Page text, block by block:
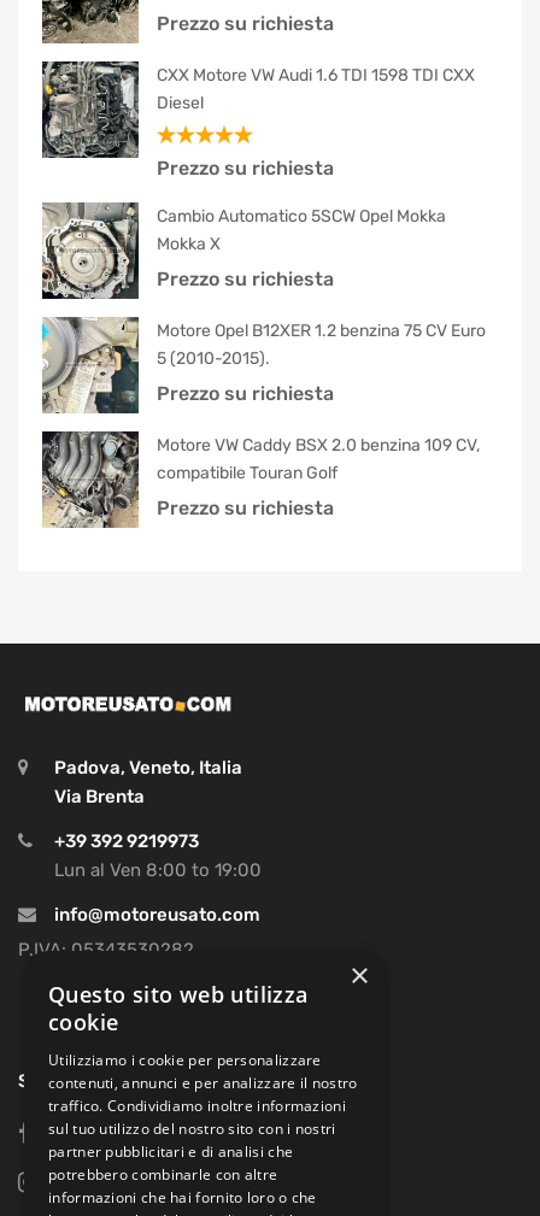
Prezzo su richiesta
CXX Motore VW Audi 1.6 TDI 1598 TDI CXX
Diesel
Valutato
Prezzo su richiesta
Cambio Automatico 5SCW Opel Mokka
Mokka X
Prezzo su richiesta
Motore Opel B12XER 1.2 benzina 75 CV Euro
5 (2010-2015).
Prezzo su richiesta
Motore VW Caddy BSX 2.0 benzina 109 CV,
compatibile Touran Golf
Prezzo su richiesta
Padova, Veneto, Italia
Via Brenta
+39 392 9219973
Lun al Ven 8:00 to 19:00
info@motoreusato.com
P.IVA: 05343530282
SOCIAL
facebook
instagram
×
Questo sito web utilizza
cookie
Utilizziamo i cookie per personalizzare
contenuti, annunci e per analizzare il nostro
traffico. Condividiamo inoltre informazioni
sul tuo utilizzo del nostro sito con i nostri
partner pubblicitari e di analisi che
potrebbero combinarle con altre
informazioni che hai fornito loro o che